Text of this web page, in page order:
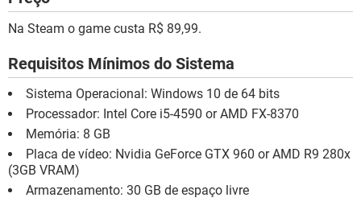
Na Steam o game custa R$ 89,99.
Requisitos Mínimos do Sistema
Sistema Operacional: Windows 10 de 64 bits
Processador: Intel Core i5-4590 or AMD FX-8370
Memória: 8 GB
Placa de vídeo: Nvidia GeForce GTX 960 or AMD R9 280x
(3GB VRAM)
Armazenamento: 30 GB de espaço livre